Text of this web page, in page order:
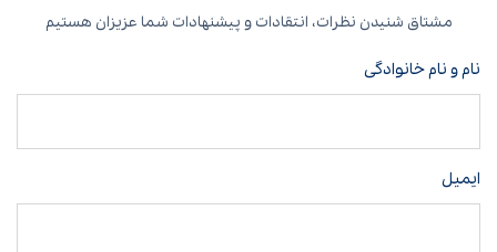
مشتاق شنیدن نظرات، انتقادات و پیشنهادات شما عزیزان هستیم
نام و نام خانوادگی
ایمیل